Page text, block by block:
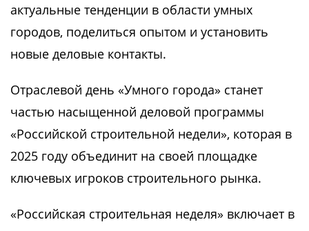
актуальные тенденции в области умных
городов, поделиться опытом и установить
новые деловые контакты.
Отраслевой день «Умного города» станет
частью насыщенной деловой программы
«Российской строительной недели», которая в
2025 году объединит на своей площадке
ключевых игроков строительного рынка.
«Российская строительная неделя» включает в